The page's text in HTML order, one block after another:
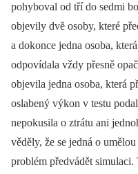
pohyboval od tří do sedmi
objevily dvě osoby, které
a dokonce jedna osoba,
odpovídala vždy přesně
objevila jedna osoba, která
oslabený výkon v testu
nepokusila o ztrátu ani
věděly, že se jedná o
problém předvádět